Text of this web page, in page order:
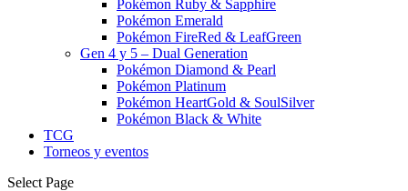
Pokémon Ruby & Sapphire
Pokémon Emerald
Pokémon FireRed & LeafGreen
Gen 4 y 5 – Dual Generation
Pokémon Diamond & Pearl
Pokémon Platinum
Pokémon HeartGold & SoulSilver
Pokémon Black & White
TCG
Torneos y eventos
Select Page